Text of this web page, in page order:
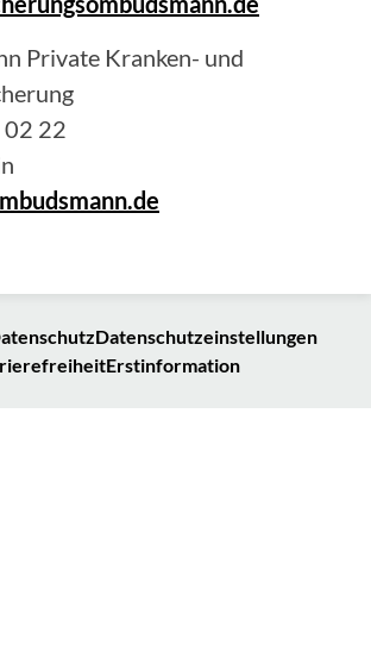
Private Kranken- und
02 22
Datenschutzeinstellungen
Erstinformation